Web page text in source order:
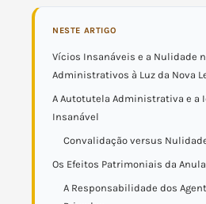
NESTE ARTIGO
Vícios Insanáveis e a Nulidade
Administrativos à Luz da Nova
A Autotutela Administrativa e a
Insanável
Convalidação versus
Os Efeitos Patrimoniais da
A Responsabilidade dos